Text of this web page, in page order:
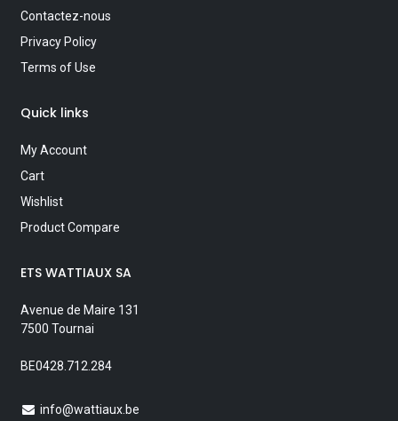
Contactez-nous
Privacy Policy
Terms of Use
Quick links
My Account
Cart
Wishlist
Product Compare
ETS WATTIAUX SA
Avenue de Maire 131
7500 Tournai
BE0428.712.284
info@wattiaux.be